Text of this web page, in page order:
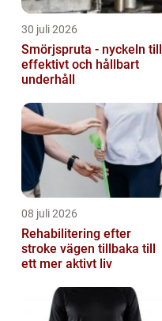
30 juli 2026
Smörjspruta - nyckeln till
effektivt och hållbart
underhåll
08 juli 2026
Rehabilitering efter
stroke vägen tillbaka till
ett mer aktivt liv